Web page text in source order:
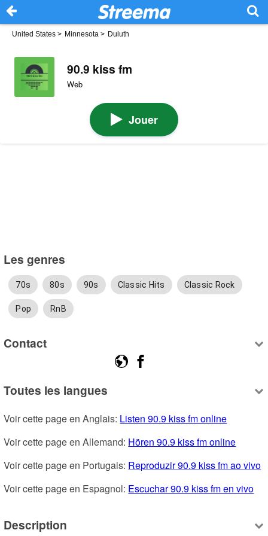
United States > Minnesota > Duluth
90.9 kiss fm
Web
Jouer
Les genres
70s 80s 90s Classic Hits Classic Rock
Pop RnB
Contact
Toutes les langues
Voir cette page en Anglais: Listen 90.9 kiss fm online
Voir cette page en Allemand: Hören 90.9 kiss fm online
Voir cette page en Portugais: Reproduzir 90.9 kiss fm ao vivo
Voir cette page en Espagnol: Escuchar 90.9 kiss fm en vivo
Description